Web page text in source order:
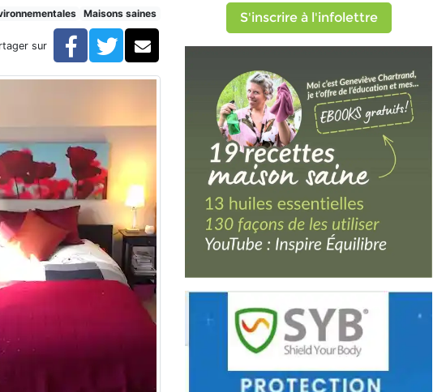
Maisons saines
sur Facebook
TwitterCourriel
S'inscrire à l'infolettre